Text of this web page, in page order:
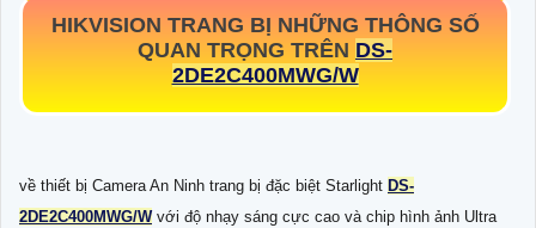
HIKVISION TRANG BỊ NHỮNG THÔNG SỐ
QUAN TRỌNG TRÊN DS-
2DE2C400MWG/W
về thiết bị Camera An Ninh trang bị đặc biệt Starlight DS-
2DE2C400MWG/Wvới độ nhạy sáng cực cao và chip hình ảnh Ultra